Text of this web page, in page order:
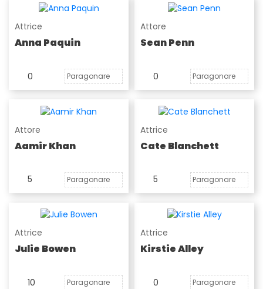
Attrice
Anna Paquin
0 Paragonare
Attore
Sean Penn
0 Paragonare
Attore
Aamir Khan
5 Paragonare
Attrice
Cate Blanchett
5 Paragonare
Attrice
Julie Bowen
10 Paragonare
Attrice
Kirstie Alley
0 Paragonare